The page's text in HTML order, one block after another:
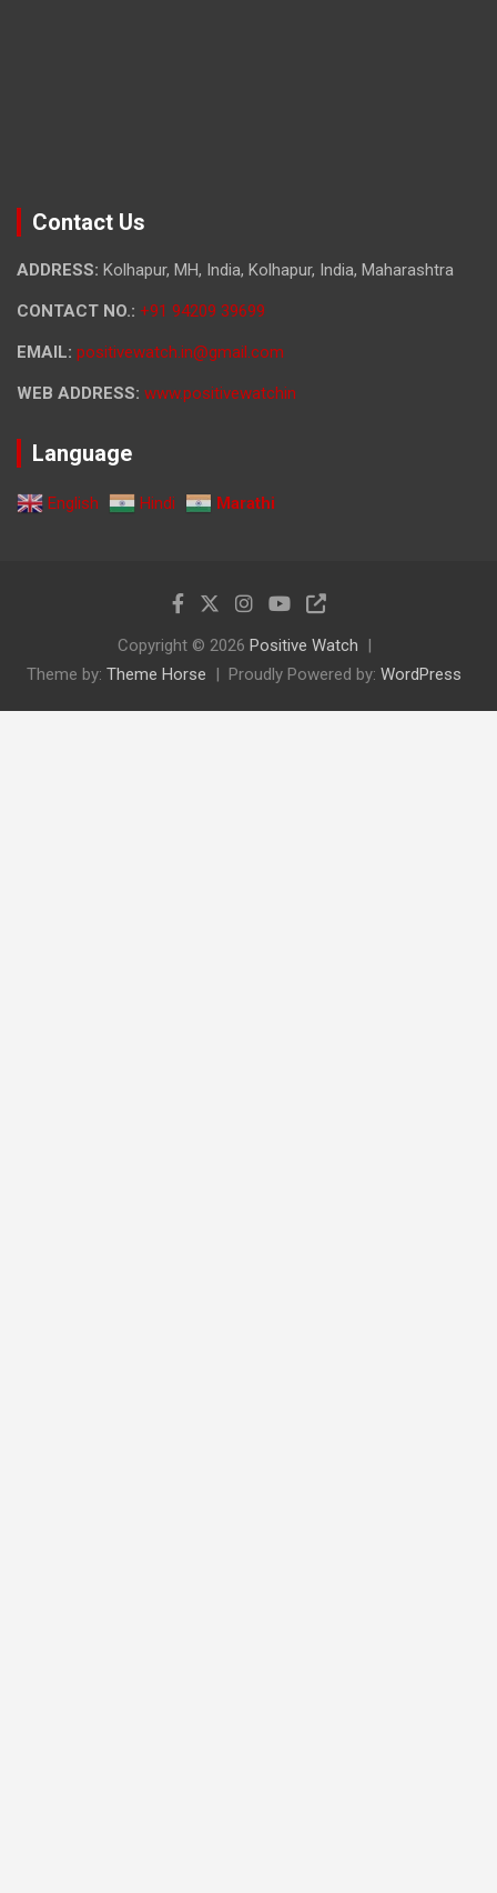
Contact Us
ADDRESS: Kolhapur, MH, India, Kolhapur, India, Maharashtra
CONTACT NO.: +91 94209 39699
EMAIL: positivewatch.in@gmail.com
WEB ADDRESS: www.positivewatchin
Language
English Hindi Marathi
Copyright © 2026 Positive Watch
Theme by: Theme Horse Proudly Powered by: WordPress